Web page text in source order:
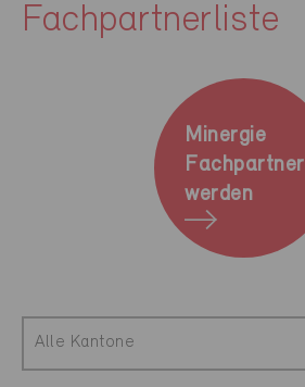
Fachpartnerliste
Minergie
Fachpartner
werden
Alle Kantone